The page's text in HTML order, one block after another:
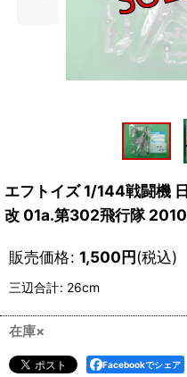
エフトイズ 1/144戦闘機
改 01a.第302飛行隊
販売価格: 1,500円(税込)
三辺合計: 26cm
在庫×
Facebookでシェア